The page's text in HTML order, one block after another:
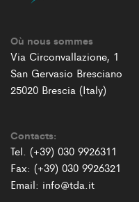
Où nous sommes
Via Circonvallazione, 1
San Gervasio Bresciano
25020 Brescia (Italy)
Contacts:
Tel. (+39) 030 9926311
Fax: (+39) 030 9926321
Email: info@tda.it